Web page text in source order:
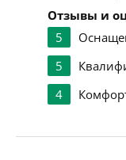
Отзывы и
5
5
4